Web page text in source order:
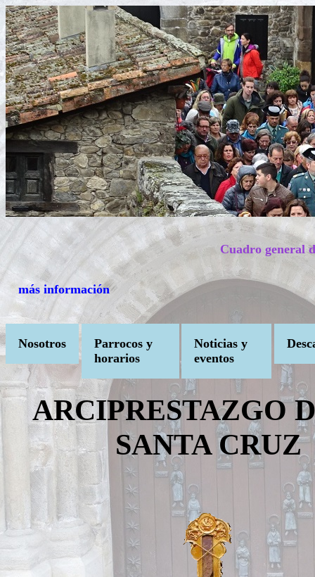
Cuadro general
más información
Nosotros
Parrocos y
horarios
Noticias y
eventos
ARCIPRESTAZGO
SANTA CRUZ